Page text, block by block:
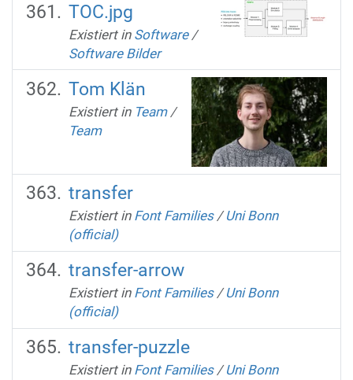
TOC.jpg
Existiert in Software /
Software Bilder
Tom Klän
Existiert in Team /
Team
transfer
Existiert in Font Families /Uni Bonn
(official)
transfer-arrow
Existiert in Font Families /Uni Bonn
(official)
transfer-puzzle
Existiert in Font Families /Uni Bonn